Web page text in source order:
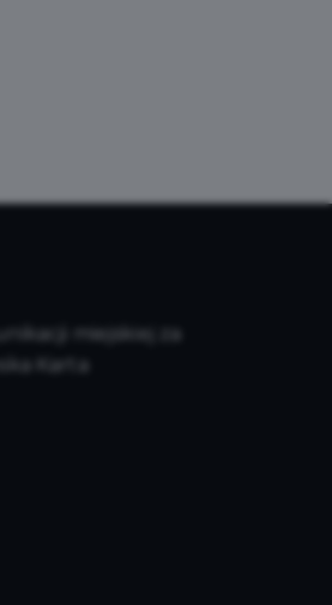
miejskiej za
Karta